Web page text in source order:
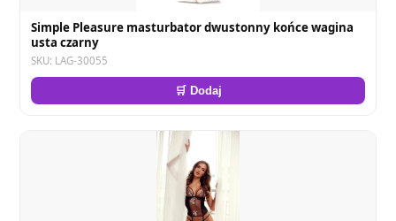
Simple Pleasure masturbator dwustonny końce wagina
usta czarny
SKU: LAG-30055
🛒 Dodaj